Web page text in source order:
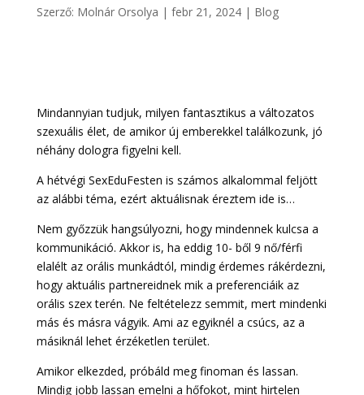
Szerző: Molnár Orsolya | febr 21, 2024| Blog
Mindannyian tudjuk, milyen fantasztikus a változatos
szexuális élet, de amikor új emberekkel találkozunk, jó
néhány dologra figyelni kell.
A hétvégi SexEduFesten is számos alkalommal feljött
az alábbi téma, ezért aktuálisnak éreztem ide is…
Nem győzzük hangsúlyozni, hogy mindennek kulcsa a
kommunikáció. Akkor is, ha eddig 10- ből 9 nő/férfi
elalélt az orális munkádtól, mindig érdemes rákérdezni,
hogy aktuális partnereidnek mik a preferenciáik az
orális szex terén. Ne feltételezz semmit, mert mindenki
más és másra vágyik. Ami az egyiknél a csúcs, az a
másiknál lehet érzéketlen terület.
Amikor elkezded, próbáld meg finoman és lassan.
Mindig jobb lassan emelni a hőfokot, mint hirtelen